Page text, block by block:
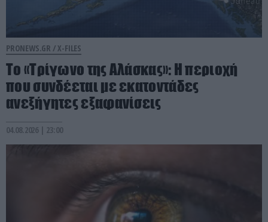
PRONEWS.GR / X-FILES
Το «Τρίγωνο της Αλάσκας»: Η περιοχή
που συνδέεται με εκατοντάδες
ανεξήγητες εξαφανίσεις
04.08.2026 | 23:00